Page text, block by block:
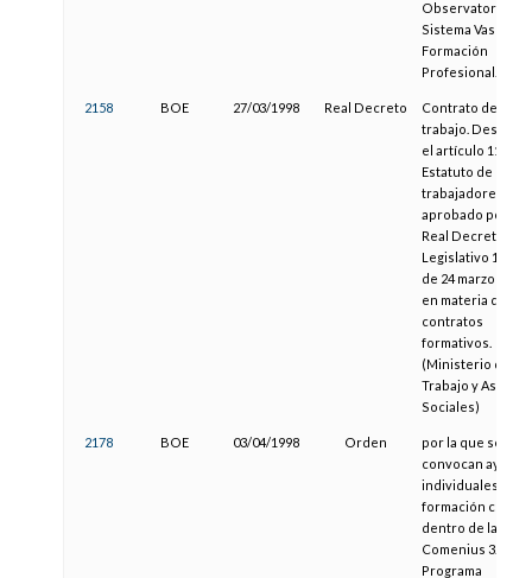
Observatorio del
Sistema Vasco de
Formación
Profesional.
2158 BOE 27/03/1998 Real Decreto
Contrato de
trabajo.
el artículo 11 del
Estatuto de los
trabajadores,
aprobado por el
Real Decreto
Legislativo 1/
de 24 marzo 1995,
en materia de
contratos
formativos.
(Ministerio de
Trabajo y Asuntos
Sociales)
2178 BOE 03/04/1998 Orden
por la que se
convocan ayudas
individuales para
formación
dentro de la
Comenius 3.2 del
Programa